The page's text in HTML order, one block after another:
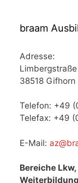
braam
Adresse:
38518 Gifhorn
Telefon: +49
Telefax: +49
E-Mail:
Bereiche
Weiterbildung